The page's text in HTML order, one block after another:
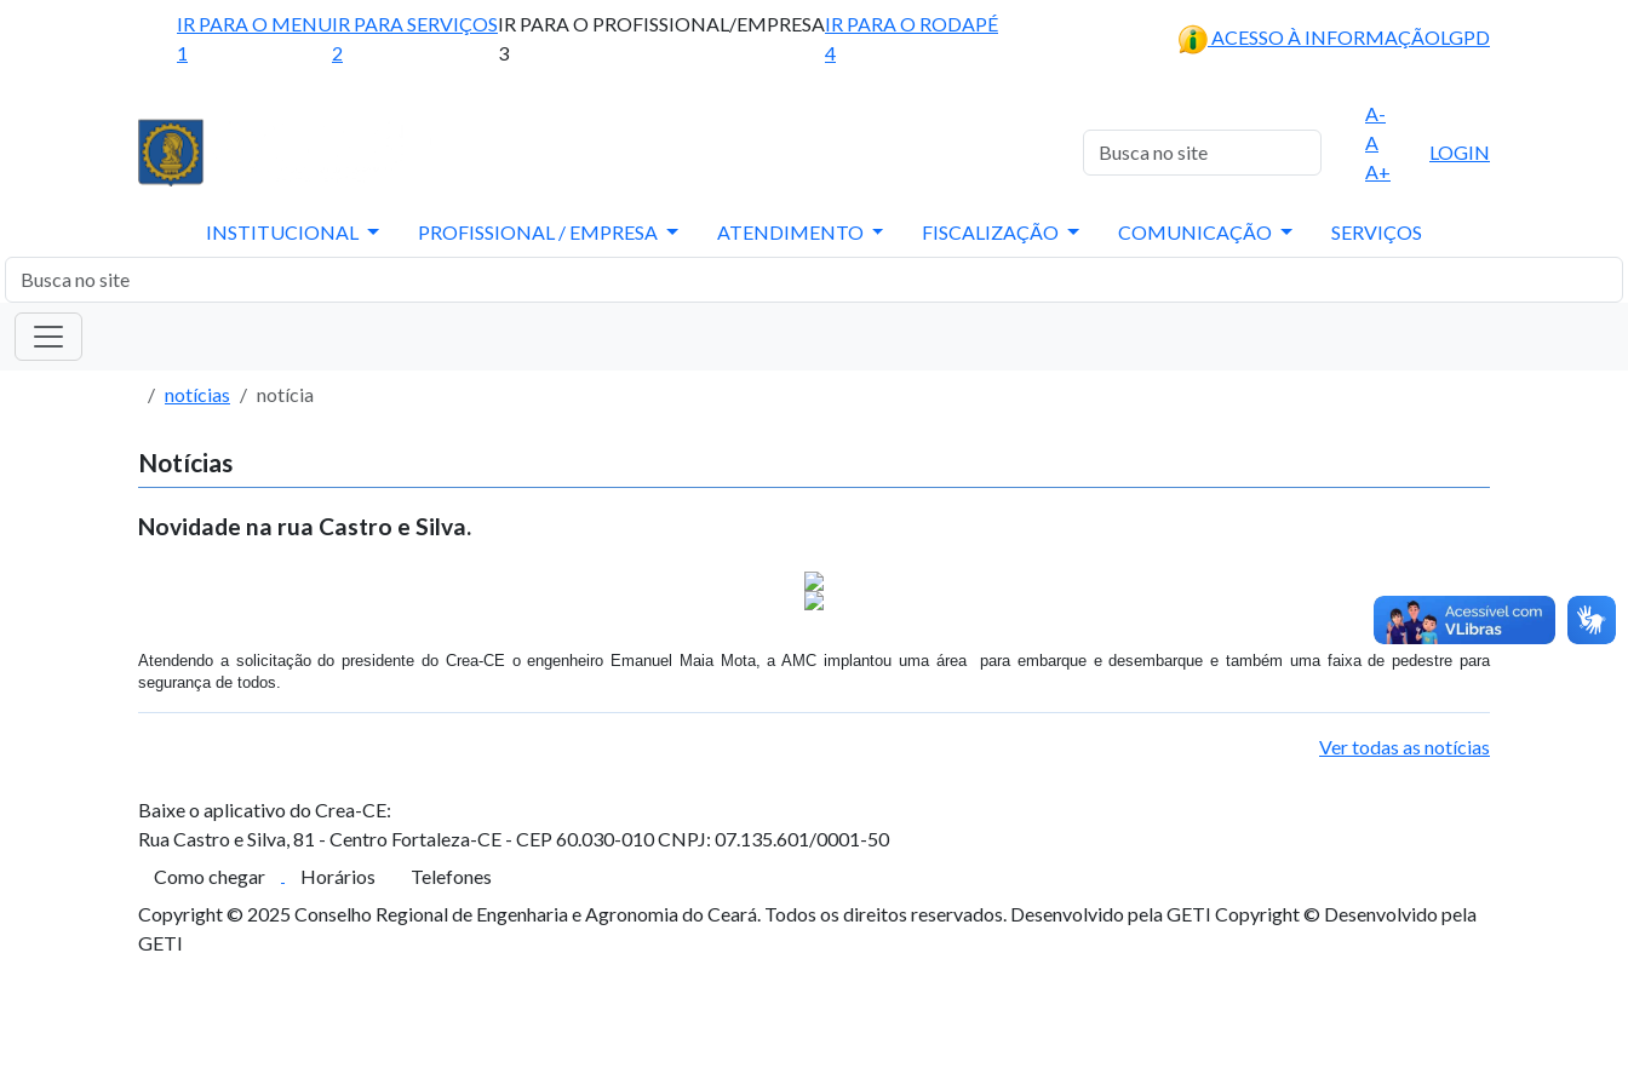
IR PARA O MENU
1
IR PARA SERVIÇOS
2
IR PARA O PROFISSIONAL/EMPRESA
3
IR PARA O RODAPÉ
4
ACESSO À INFORMAÇÃOLGPD
A-
A
A+
LOGIN
INSTITUCIONAL PROFISSIONAL / EMPRESA ATENDIMENTO FISCALIZAÇÃO COMUNICAÇÃO SERVIÇOS
notícias notícia
Notícias
Novidade na rua Castro e Silva.
Atendendo a solicitação do presidente do Crea-CE o engenheiro Emanuel Maia Mota, a AMC implantou uma área para embarque e desembarque e também uma faixa de pedestre para
segurança de todos.
Ver todas as notícias
Baixe o aplicativo do Crea-CE:
Rua Castro e Silva, 81 - Centro Fortaleza-CE - CEP 60.030-010CNPJ: 07.135.601/0001-50
Como chegar
Horários
Telefones
Copyright © 2025 Conselho Regional de Engenharia e Agronomia do Ceará. Todos os direitos reservados. Desenvolvido pela GETI Copyright © Desenvolvido pela
GETI